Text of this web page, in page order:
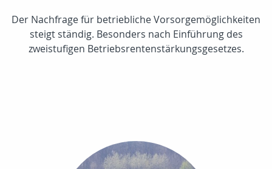
Der Nachfrage für betriebliche Vorsorgemöglichkeiten
steigt ständig. Besonders nach Einführung des
zweistufigen Betriebsrentenstärkungsgesetzes.